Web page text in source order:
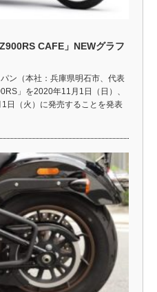
CAFE」NEWグラフ
ン（本社：兵庫県明石市、代表
」を2020年11月1日（日）、
日（火）に発売することを発表